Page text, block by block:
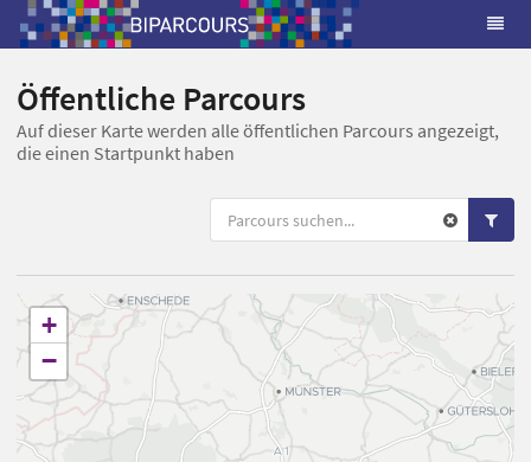
Öffentliche Parcours
Auf dieser Karte werden alle öffentlichen Parcours angezeigt,
die einen Startpunkt haben
+
−